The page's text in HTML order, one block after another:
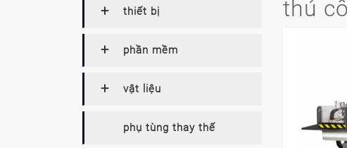
thiết bị
phần mềm
vật liệu
phụ tùng thay thế
thủ